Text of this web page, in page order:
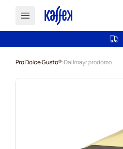
Pro Dolce Gusto® Dallmayr prodomo